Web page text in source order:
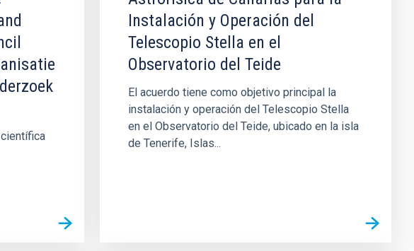
Instalación y Operación del
Telescopio Stella en el
Observatorio del Teide
El acuerdo tiene como objetivo principal la
instalación y operación del Telescopio Stella
en el Observatorio del Teide, ubicado en la isla
de Tenerife, Islas...